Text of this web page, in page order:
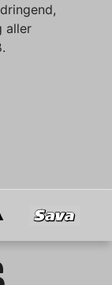
aller